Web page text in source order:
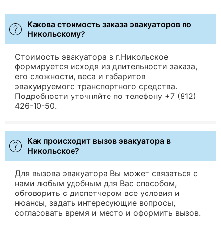
Какова стоимость заказа эвакуаторов по
Никольскому?
Стоимость эвакуатора в г.Никольское
формируется исходя из длительности заказа,
его сложности, веса и габаритов
эвакуируемого транспортного средства.
Подробности уточняйте по телефону +7 (812)
426-10-50.
Как происходит вызов эвакуатора в
Никольское?
Для вызова эвакуатора Вы может связаться с
нами любым удобным для Вас способом,
обговорить с диспетчером все условия и
нюансы, задать интересующие вопросы,
согласовать время и место и оформить вызов.